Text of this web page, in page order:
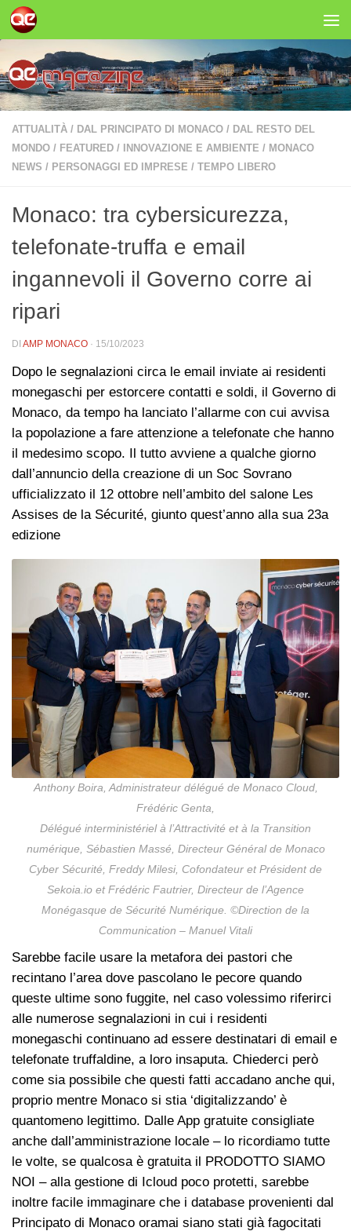
Salta al contenuto
ATTUALITÀ / DAL PRINCIPATO DI MONACO / DAL RESTO DEL
MONDO / FEATURED / INNOVAZIONE E AMBIENTE / MONACO
NEWS / PERSONAGGI ED IMPRESE / TEMPO LIBERO
Monaco: tra cybersicurezza,
telefonate-truffa e email
ingannevoli il Governo corre ai
ripari
DI AMP MONACO · 15/10/2023
Dopo le segnalazioni circa le email inviate ai residenti
monegaschi per estorcere contatti e soldi, il Governo di
Monaco, da tempo ha lanciato l’allarme con cui avvisa
la popolazione a fare attenzione a telefonate che hanno
il medesimo scopo. Il tutto avviene a qualche giorno
dall’annuncio della creazione di un Soc Sovrano
ufficializzato il 12 ottobre nell’ambito del salone Les
Assises de la Sécurité, giunto quest’anno alla sua 23a
edizione
Anthony Boira, Administrateur délégué de Monaco Cloud,
Frédéric Genta,
Délégué interministériel à l’Attractivité et à la Transition
numérique, Sébastien Massé, Directeur Général de Monaco
Cyber Sécurité, Freddy Milesi, Cofondateur et Président de
Sekoia.io et Frédéric Fautrier, Directeur de l’Agence
Monégasque de Sécurité Numérique. ©Direction de la
Communication – Manuel Vitali
Sarebbe facile usare la metafora dei pastori che
recintano l’area dove pascolano le pecore quando
queste ultime sono fuggite, nel caso volessimo riferirci
alle numerose segnalazioni in cui i residenti
monegaschi continuano ad essere destinatari di email e
telefonate truffaldine, a loro insaputa. Chiederci però
come sia possibile che questi fatti accadano anche qui,
proprio mentre Monaco si stia ‘digitalizzando’ è
quantomeno legittimo. Dalle App gratuite consigliate
anche dall’amministrazione locale – lo ricordiamo tutte
le volte, se qualcosa è gratuita il PRODOTTO SIAMO
NOI – alla gestione di Icloud poco protetti, sarebbe
inoltre facile immaginare che i database provenienti dal
Principato di Monaco oramai siano stati già fagocitati